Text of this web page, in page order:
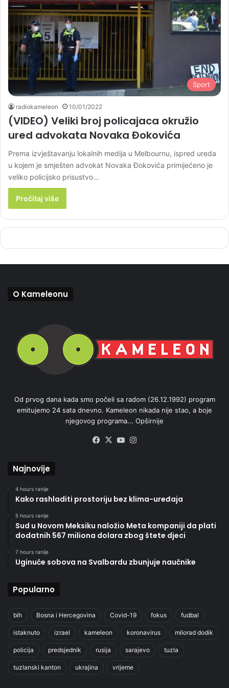
Sport
radiokameleon 10/01/2022
(VIDEO) Veliki broj policajaca okružio
ured advokata Novaka Đokovića
Prema izvještavanju lokalnih medija u Melbournu, ispred ureda
u kojem je smješten advokat Novaka Đokovića primijećeno je
veliko policijsko prisustvo…
Pročitaj više
O Kameleonu
Od prvog dana kada smo počeli sa radom (26.12.1992) program
emitujemo 24 sata dnevno. Kameleon nikada nije stao, a boje
njegovog programa... Opširnije
Facebook
X YouTube
Najnovije
4 hours ranije
Kako rashladiti prostoriju bez klima-uređaja
5 hours ranije
Sud u Novom Meksiku naložio Meta kompaniji da plati
dodatnih 567 miliona dolara zbog štete djeci
7 hours ranije
Uginuće sobova na Svalbardu zbunjuje naučnike
Popularno
bih Bosna i Hercegovina Covid-19 fokus fudbal
istaknuto izrael kameleon koronavirus milorad dodik
policija predsjednik rusija sarajevo tuzla
tuzlanski kanton ukrajina vrijeme